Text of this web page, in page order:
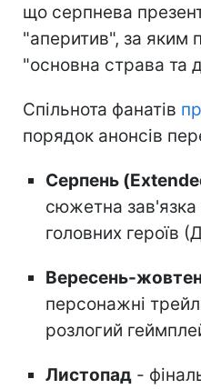
що серпнева
"аперитив", за яким
"основна страва та
Спільнота фанатів
порядок анонсів
Серпень
сюжетна зав'язка
головних героїв
Вересень-
персонажні
розлогий
Листопад -